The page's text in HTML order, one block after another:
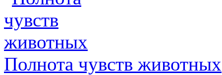
Полнота чувств животных